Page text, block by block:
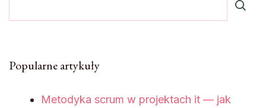
Popularne artykuły
Metodyka scrum w projektach it — jak